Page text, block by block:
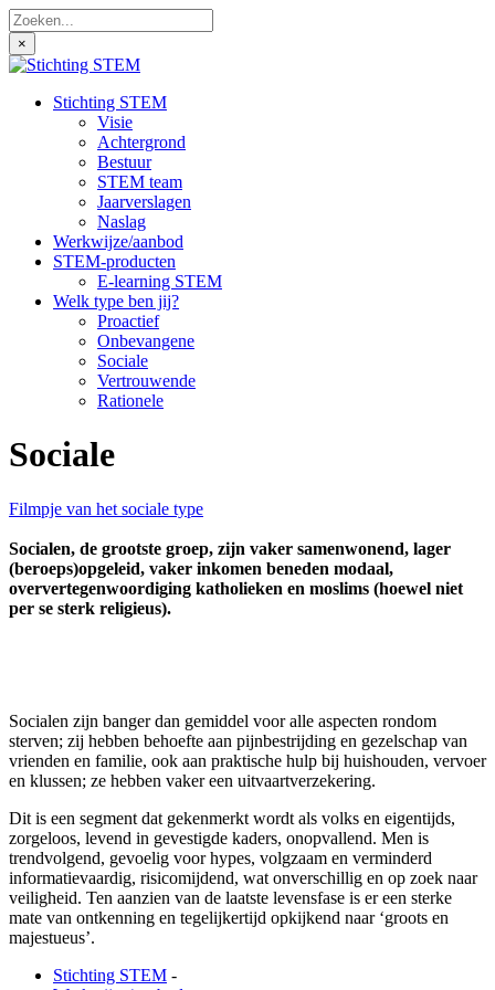
×
Stichting STEM
Visie
Achtergrond
Bestuur
STEM team
Jaarverslagen
Naslag
Werkwijze/aanbod
STEM-producten
E-learning STEM
Welk type ben jij?
Proactief
Onbevangene
Sociale
Vertrouwende
Rationele
Sociale
Filmpje van het sociale type
Socialen, de grootste groep, zijn vaker samenwonend, lager
(beroeps)opgeleid, vaker inkomen beneden modaal,
oververtegenwoordiging katholieken en moslims (hoewel niet
per se sterk religieus).
Socialen zijn banger dan gemiddel voor alle aspecten rondom
sterven; zij hebben behoefte aan pijnbestrijding en gezelschap van
vrienden en familie, ook aan praktische hulp bij huishouden, vervoer
en klussen; ze hebben vaker een uitvaartverzekering.
Dit is een segment dat gekenmerkt wordt als volks en eigentijds,
zorgeloos, levend in gevestigde kaders, onopvallend. Men is
trendvolgend, gevoelig voor hypes, volgzaam en verminderd
informatievaardig, risicomijdend, wat onverschillig en op zoek naar
veiligheid. Ten aanzien van de laatste levensfase is er een sterke
mate van ontkenning en tegelijkertijd opkijkend naar ‘groots en
majestueus’.
Stichting STEM -